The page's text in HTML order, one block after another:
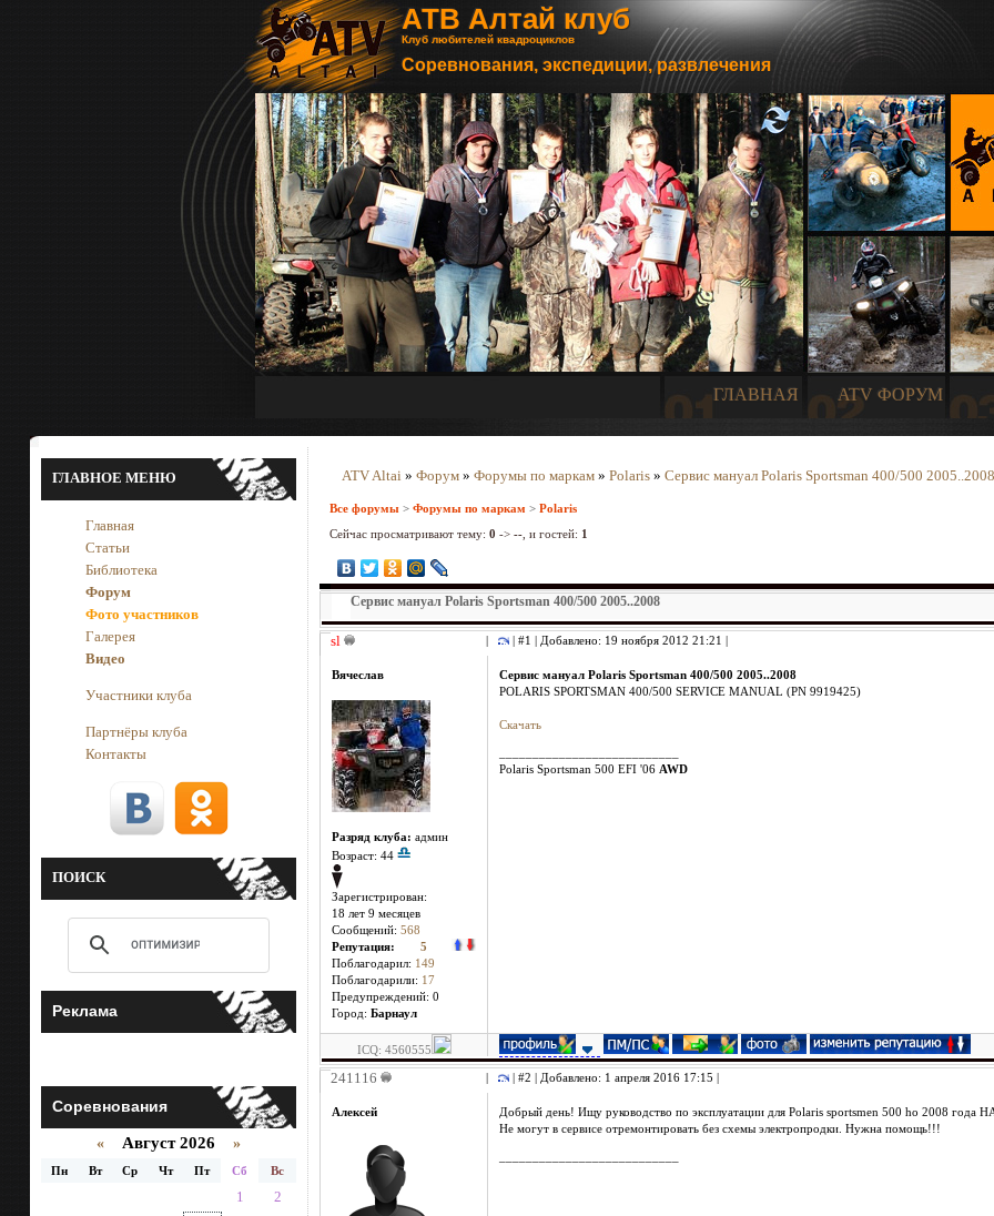
АТВ Алтай клуб
Клуб любителей квадроциклов
Соревнования, экспедиции, развлечения
ГЛАВНАЯ ATV ФОРУМ
ГЛАВНОЕ МЕНЮ
Главная
Статьи
Библиотека
Форум
Фото участников
Галерея
Видео
Участники клуба
Партнёры клуба
Контакты
ПОИСК
Реклама
Соревнования
« Август 2026 »
Пн Вт Ср Чт Пт Сб Вс
1
2
ATV Altai » Форум » Форумы по маркам » Polaris » Сервис мануал Polaris Sportsman 400/500 2005..2008
Все форумы > Форумы по маркам > Polaris
Сейчас просматривают тему: 0 -> -- , и гостей: 1
Сервис мануал Polaris Sportsman 400/500 2005..2008
sl | #1 | Добавлено: 19 ноября 2012 21:21 |
Вячеслав
Разряд клуба: админ
Возраст: 44
Зарегистрирован:
18 лет 9 месяцев
Сообщений: 568
Репутация: 5
Поблагодарил: 149
Поблагодарили: 17
Предупреждений: 0
Город: Барнаул
Сервис мануал Polaris Sportsman 400/500 2005..2008
POLARIS SPORTSMAN 400/500 SERVICE MANUAL (PN 9919425)
Скачать
Polaris Sportsman 500 EFI '06 AWD
ICQ: 4560555
241116 | #2 | Добавлено: 1 апреля 2016 17:15 |
Алексей
Добрый день! Ищу руководство по эксплуатации для Polaris sportsmen 500 ho 2008 года НА
Не могут в сервисе отремонтировать без схемы электропродки. Нужна помощь!!!